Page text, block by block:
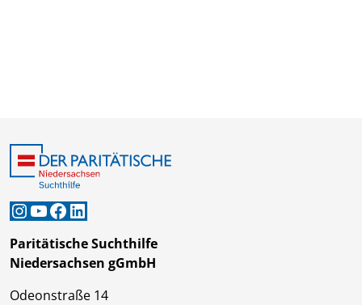
Instagram
YouTube
Facebook
LinkedIn
Paritätische Suchthilfe
Niedersachsen gGmbH
Odeonstraße 14